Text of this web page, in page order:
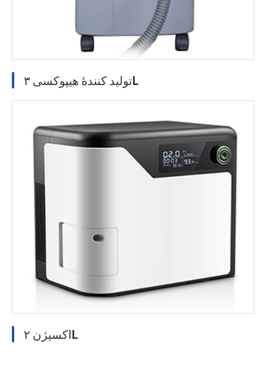
تولید کنندۀ هیپوکسی ۳L
اکسیژن ۲L